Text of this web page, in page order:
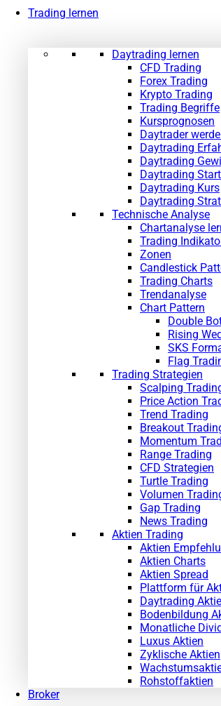
Trading lernen
Daytrading lernen
CFD Trading
Forex Trading
Krypto Trading
Trading Begriffe
Kursprognosen
Daytrader
Daytrading
Daytrading
Daytrading
Daytrading Kurs
Daytrading
Technische Analyse
Chartanalyse
Trading
Zonen
Candlestick
Trading Charts
Trendanalyse
Chart Pattern
Double
Rising
SKS
Flag
Trading Strategien
Scalping
Price Action
Trend Trading
Breakout
Momentum
Range Trading
CFD Strategien
Turtle Trading
Volumen
Gap Trading
News Trading
Aktien Trading
Aktien
Aktien Charts
Aktien Spread
Plattform für
Daytrading
Bodenbildung
Monatliche
Luxus Aktien
Zyklische Aktien
Rohstoffaktien
Broker